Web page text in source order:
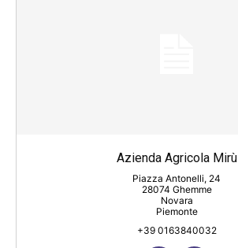
Azienda Agricola Mirù
Piazza Antonelli, 24
28074 Ghemme
Novara
Piemonte
+39 0163840032